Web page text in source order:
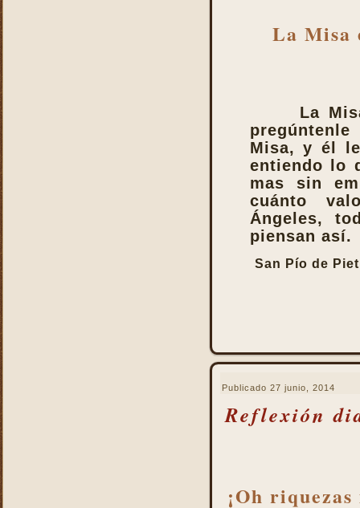
La Misa
La
Misa, y él
entiendo lo
mas sin
cuánto
Ángeles,
piensan así.
San Pío de
Publicado 27 junio, 2014
Reflexión
¡Oh